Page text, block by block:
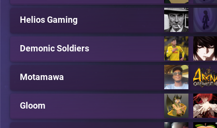
Helios Gaming
Demonic Soldiers
Motamawa
Gloom